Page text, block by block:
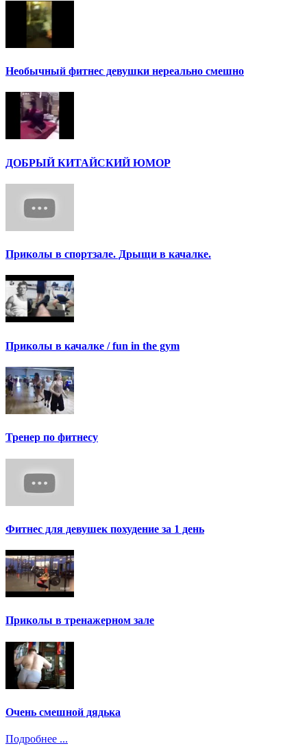
Необычный фитнес девушки нереально смешно
ДОБРЫЙ КИТАЙСКИЙ ЮМОР
Приколы в спортзале. Дрыщи в качалке.
Приколы в качалке / fun in the gym
Тренер по фитнесу
Фитнес для девушек похудение за 1 день
Приколы в тренажерном зале
Очень смешной дядька
Подробнее ...